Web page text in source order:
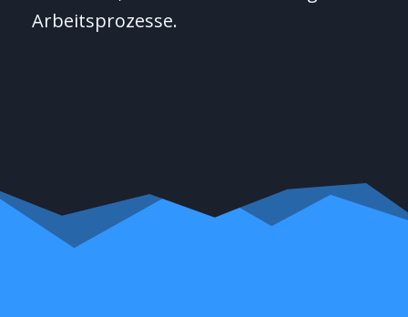
Arbeitsprozesse.